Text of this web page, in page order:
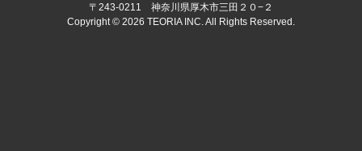
〒243-0211 神奈川県厚木市三田２０−２
Copyright © 2026 TEORIA INC. All Rights Reserved.